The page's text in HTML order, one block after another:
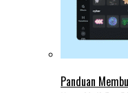
Panduan